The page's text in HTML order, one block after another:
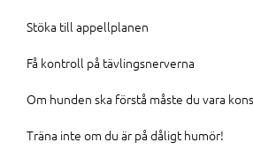
Stöka till appellplanen
Få kontroll på tävlingsnerverna
Om hunden ska förstå måste du vara
Träna inte om du är på dåligt humör!